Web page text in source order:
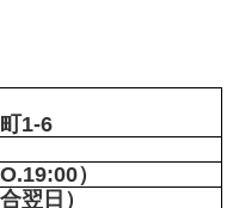
1-6
）
翌日）